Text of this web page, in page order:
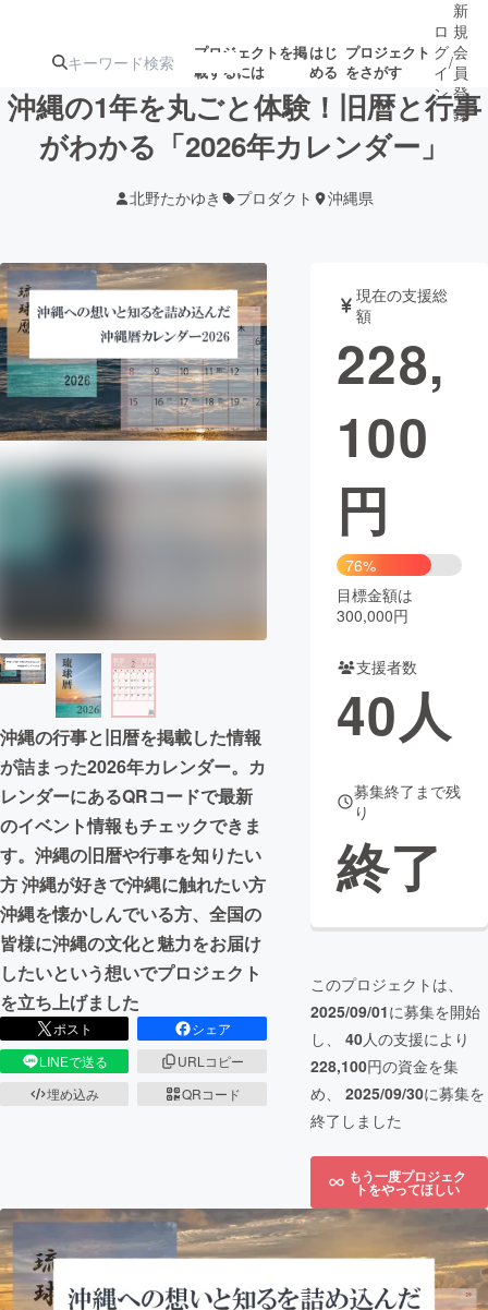
プロジェクトを掲
載するには
はじ
める
プロジェクト
をさがす
注目のリ
ターン
注目の新着プロ
ジェクト
募集終了が近いプ
ロジェクト
アート・写真 音楽
テクノロジー・ガジェット ゲーム・サ
映像・映画
ビジネス・起業
CAMPFIRE Creation
CAMPFIREふるさと納税
コミュニティ
ロ
グ
イ
ン
/
新
規
会
員
登
録
沖縄の1年を丸ごと体験！旧暦と行事
がわかる「2026年カレンダー」
北野たかゆき プロダクト 沖縄県
沖縄の行事と旧暦を掲載した情報
が詰まった2026年カレンダー。カ
レンダーにあるQRコードで最新
のイベント情報もチェックできま
す。沖縄の旧暦や行事を知りたい
方 沖縄が好きで沖縄に触れたい方
沖縄を懐かしんでいる方、全国の
皆様に沖縄の文化と魅力をお届け
したいという想いでプロジェクト
を立ち上げました
ポスト
シェア
LINEで送る
URLコピー
埋め込み
QRコード
現在の支援総
額
228,
100
円
76%
目標金額は
300,000円
支援者数
40人
募集終了まで残
り
終了
このプロジェクトは、
2025/09/01に募集を開始
し、 40人の支援により
228,100円の資金を集
め、 2025/09/30に募集を
終了しました
もう一度プロジェク
トをやってほしい